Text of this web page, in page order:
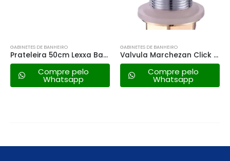
GABINETES DE BANHEIRO
Prateleira 50cm Lexxa Bagno – Lx7163b
Compre pelo
Whatsapp
GABINETES DE BANHEIRO
Valvula Marchezan Click P/lavatório Dourado Fosco – 1611
Compre pelo
Whatsapp